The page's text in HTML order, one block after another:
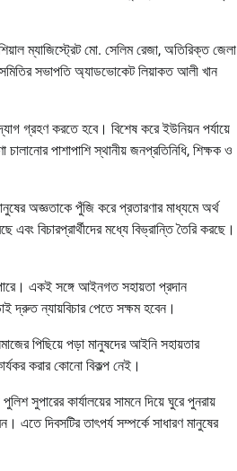
ম্যাজিস্ট্রেট মো. সেলিম রেজা, অতিরিক্ত জেলা
সভাপতি অ্যাডভোকেট লিয়াকত আলী খান
গ্রহণ করতে হবে। বিশেষ করে ইউনিয়ন পর্যায়ে
পাশাপাশি স্থানীয় জনপ্রতিনিধি, শিক্ষক ও
অজ্ঞতাকে পুঁজি করে প্রতারণার মাধ্যমে অর্থ
বিচারপ্রার্থীদের মধ্যে বিভ্রান্তি তৈরি করছে।
একই সঙ্গে আইনগত সহায়তা প্রদান
দ্রুত ন্যায়বিচার পেতে সক্ষম হবেন।
পিছিয়ে পড়া মানুষদের আইনি সহায়তার
করার কোনো বিকল্প নেই।
সুপারের কার্যালয়ের সামনে দিয়ে ঘুরে পুনরায়
দিবসটির তাৎপর্য সম্পর্কে সাধারণ মানুষের